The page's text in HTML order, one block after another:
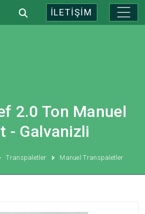
İLETİŞİM
2.0 Ton Manuel
- Galvanizli
Transpaletler Manuel Transpaletler